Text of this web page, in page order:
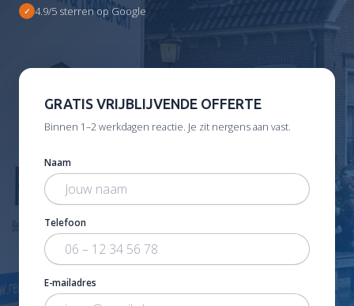
4.9/5 sterren op Google
GRATIS VRIJBLIJVENDE OFFERTE
Binnen 1–2 werkdagen reactie. Je zit nergens aan vast.
Naam
Telefoon
E-mailadres